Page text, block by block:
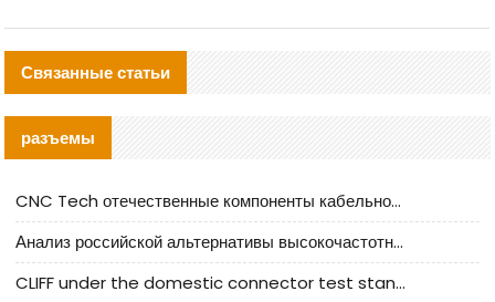
Связанные статьи
разъемы
CNC Tech отечественные компоненты кабельной арматуры оценка и руководство по производственному внедрению
Анализ российской альтернативы высокочастотных кабельных колодцев I-PEX
CLIFF under the domestic connector test standard update